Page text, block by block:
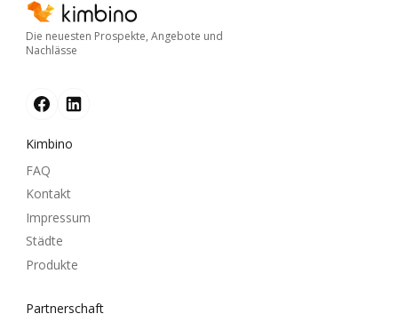
Die neuesten Prospekte, Angebote und
Nachlässe
Kimbino
FAQ
Kontakt
Impressum
Städte
Produkte
Partnerschaft